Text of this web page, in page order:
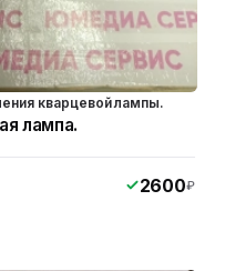
кварцевой лампы.
лампа.
2600₽